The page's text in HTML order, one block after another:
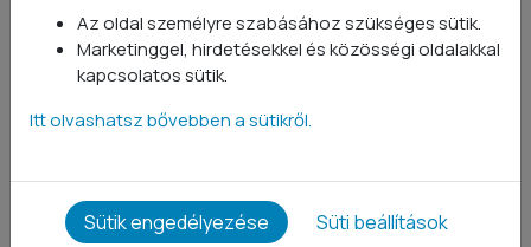
Kollagén Italpor
300 g Strawberry Colada (tejjel ajánlott)
Eper-kókusz-ananász ízű,
prémium minőségű hidrolizált
Az oldal személyre szabásához szükséges sütik.
Marketinggel, hirdetésekkel és közösségi oldalakkal
kapcsolatos sütik.
Itt olvashatsz bővebben a sütikről.
Sütik engedélyezése Süti beállítások